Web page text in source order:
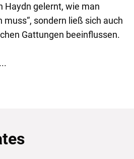
Haydn gelernt, wie man
sondern ließ sich auch
Gattungen beeinflussen.